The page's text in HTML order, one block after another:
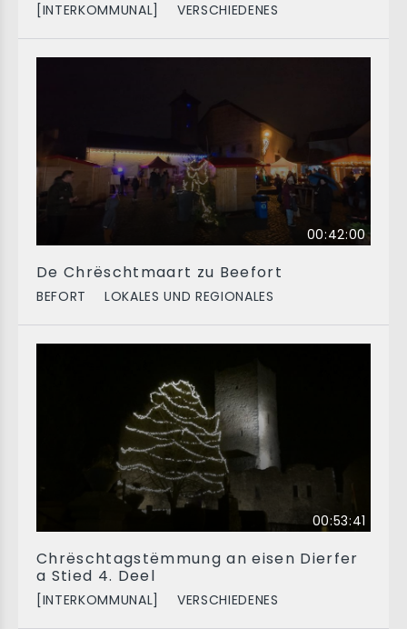
[INTERKOMMUNAL] VERSCHIEDENES
00:42:00
De Chrëschtmaart zu Beefort
BEFORT LOKALES UND REGIONALES
00:53:41
Chrëschtagstëmmung an eisen Dierfer
a Stied 4. Deel
[INTERKOMMUNAL] VERSCHIEDENES